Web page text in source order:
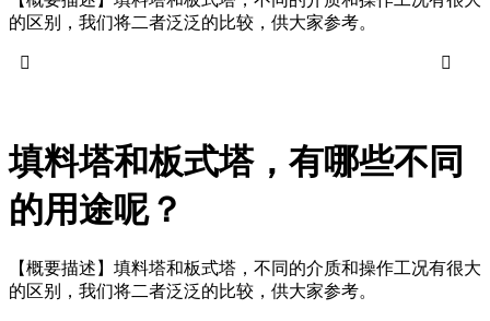
的区别，我们将二者泛泛的比较，供大家参考。


填料塔和板式塔，有哪些不同
的用途呢？
【概要描述】 填料塔和板式塔，不同的介质和操作工况有很大
的区别，我们将二者泛泛的比较，供大家参考。